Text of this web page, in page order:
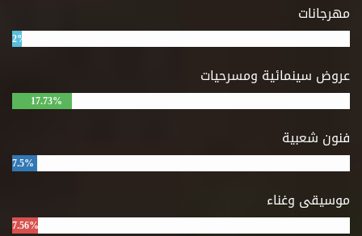
مهرجانات
2%
عروض سينمائية ومسرحيات
17.73%
فنون شعبية
7.5%
موسيقى وغناء
7.56%